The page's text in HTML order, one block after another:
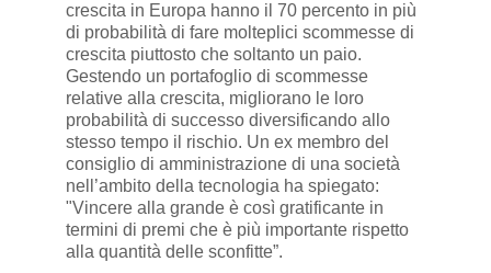
crescita in Europa hanno il 70 percento in più
di probabilità di fare molteplici scommesse di
crescita piuttosto che soltanto un paio.
Gestendo un portafoglio di scommesse
relative alla crescita, migliorano le loro
probabilità di successo diversificando allo
stesso tempo il rischio. Un ex membro del
consiglio di amministrazione di una società
nell’ambito della tecnologia ha spiegato:
"Vincere alla grande è così gratificante in
termini di premi che è più importante rispetto
alla quantità delle sconfitte”.